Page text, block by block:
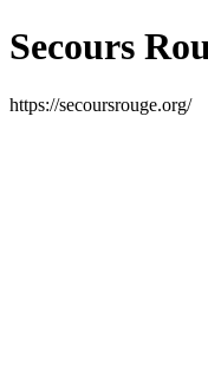
Secours
https://secoursrouge.org/